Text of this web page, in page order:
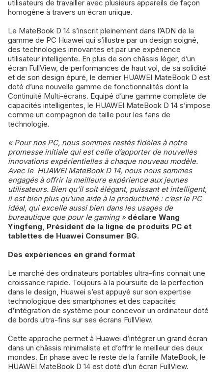
utilisateurs de travailler avec plusieurs appareils de façon
homogène à travers un écran unique.
Le MateBook D 14 s’inscrit pleinement dans l’ADN de la
gamme de PC Huawei qui s’illustre par un design soigné,
des technologies innovantes et par une expérience
utilisateur intelligente. En plus de son châssis léger, d’un
écran FullView, de performances de haut vol, de sa solidité
et de son design épuré, le dernier HUAWEI MateBook D est
doté d’une nouvelle gamme de fonctionnalités dont la
Continuité Multi-écrans. Equipé d’une gamme complète de
capacités intelligentes, le HUAWEI MateBook D 14 s’impose
comme un compagnon de taille pour les fans de
technologie.
« Pour nos PC, nous sommes restés fidèles à notre
promesse initiale qui est celle d’apporter de nouvelles
innovations expérientielles à chaque nouveau modèle.
Avec le HUAWEI MateBook D 14, nous nous sommes
engagés à offrir la meilleure expérience aux jeunes
utilisateurs. Bien qu’il soit élégant, puissant et intelligent,
il est bien plus qu’une aide à la productivité : c’est le PC
idéal, qui excelle aussi bien dans les usages de
bureautique que pour le gaming » déclare Wang
Yingfeng, Président de la ligne de produits PC et
tablettes de Huawei Consumer BG.
Des expériences en grand format
Le marché des ordinateurs portables ultra-fins connait une
croissance rapide. Toujours à la poursuite de la perfection
dans le design, Huawei s’est appuyé sur son expertise
technologique des smartphones et des capacités
d'intégration de système pour concevoir un ordinateur doté
de bords ultra-fins sur ses écrans FullView.
Cette approche permet à Huawei d’intégrer un grand écran
dans un châssis minimaliste et d’offrir le meilleur des deux
mondes. En phase avec le reste de la famille MateBook, le
HUAWEI MateBook D 14 est doté d’un écran FullView.